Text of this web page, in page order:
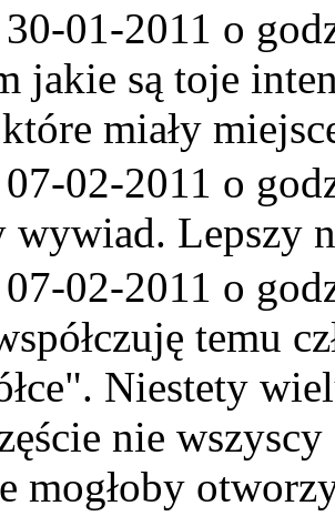
30-01-2011 o
jakie są toje
miały
07-02-2011 o
wywiad. Lepszy
07-02-2011 o
temu
Niestety
nie
mogłoby